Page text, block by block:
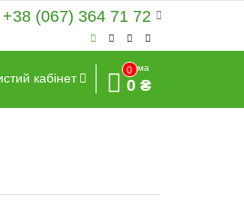
+38 (067) 364 71 72
кабінет
0
Сума
0 ₴